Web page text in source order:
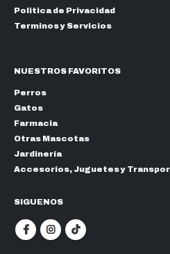
Politica de Privacidad
Terminos y Servicios
NUESTROS FAVORITOS
Perros
Gatos
Farmacia
Otras Mascotas
Jardinería
Accesorios, Juguetes y
SIGUENOS